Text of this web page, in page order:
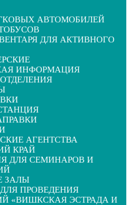
АВТОМОБИЛЕЙ
ДЛЯ АКТИВНОГО
ИНФОРМАЦИЯ
АГЕНТСТВА
КРАЙ
ДЛЯ СЕМИНАРОВ И
ЗАЛЫ
ПРОВЕДЕНИЯ
«ВИШКСКАЯ ЭСТРАДА И